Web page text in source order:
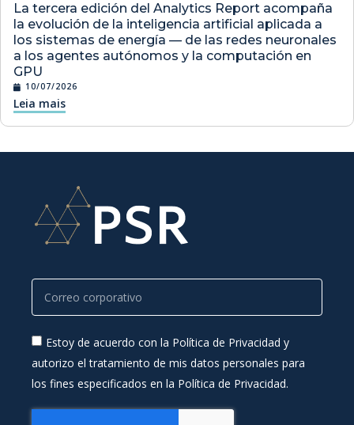
La tercera edición del Analytics Report acompaña
la evolución de la inteligencia artificial aplicada a
los sistemas de energía — de las redes neuronales
a los agentes autónomos y la computación en
GPU
10/07/2026
Leia mais
Estoy de acuerdo con la Política de Privacidad y
autorizo el tratamiento de mis datos personales para
los fines especificados en la Política de Privacidad.